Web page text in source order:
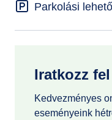
Parkolási
Iratkozz
Kedvezményes
eseményeink